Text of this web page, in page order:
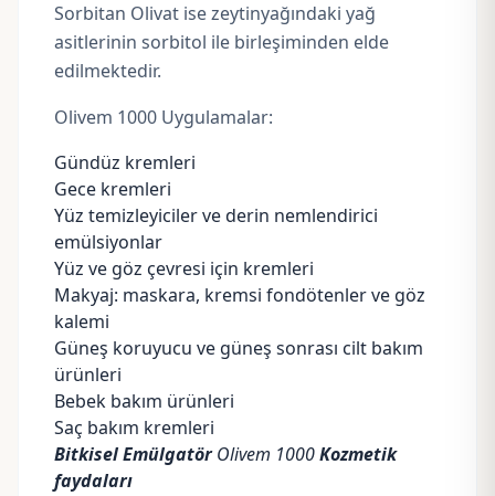
Sorbitan Olivat ise zeytinyağındaki yağ
asitlerinin sorbitol ile birleşiminden elde
edilmektedir.
Olivem 1000 Uygulamalar:
Gündüz kremleri
Gece kremleri
Yüz temizleyiciler ve derin nemlendirici
emülsiyonlar
Yüz ve göz çevresi için kremleri
Makyaj: maskara, kremsi fondötenler ve göz
kalemi
Güneş koruyucu ve güneş sonrası cilt bakım
ürünleri
Bebek bakım ürünleri
Saç bakım kremleri
Bitkisel EmülgatörOlivem 1000Kozmetik
faydaları